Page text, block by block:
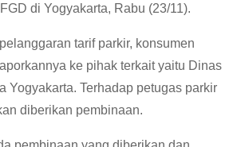
di Yogyakarta, Rabu (23/11).
tarif parkir, konsumen
ke pihak terkait yaitu Dinas
Yogyakarta. Terhadap petugas parkir
diberikan pembinaan.